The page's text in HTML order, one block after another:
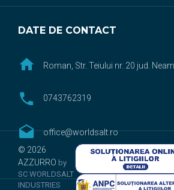
© 2026
AZZURRO by
SC WORLDSALT
INDUSTRIES
DATE DE CONTACT
Roman, Str. Teiului nr. 20 jud.
0743762319
office@worldsalt.ro